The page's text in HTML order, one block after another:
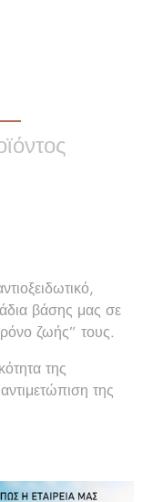
βάσης μας σε
ζωής” τους.
της
της